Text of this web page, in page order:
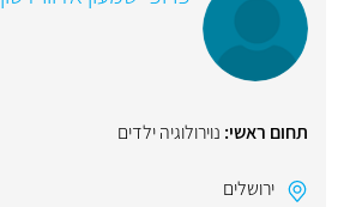
תחום ראשי: נוירולוגיה ילדים
ירושלים